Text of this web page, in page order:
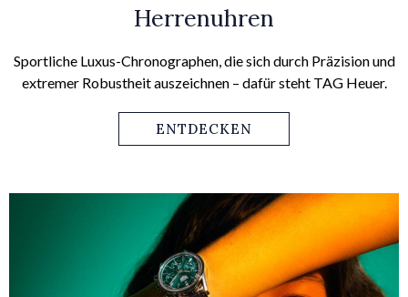
Herrenuhren
Sportliche Luxus-Chronographen, die sich durch Präzision und
extremer Robustheit auszeichnen – dafür steht TAG Heuer.
ENTDECKEN